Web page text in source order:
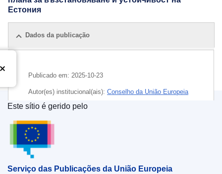
Естония
Dados da publicação
Publicado em: 2025-10-23
Autor(es) institucional(ais): Conselho da União Europeia
IMMC : ST 14384 2025 INIT
Serviço das Publicações da União Europeia
Este sítio é gerido pelo
Serviço das Publicações da União Europeia